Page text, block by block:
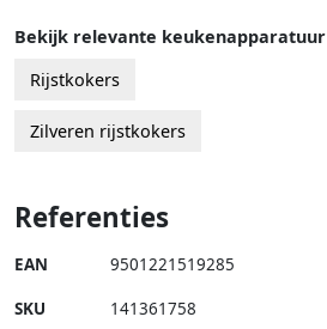
Bekijk relevante keukenapparatuur
Rijstkokers
Zilveren rijstkokers
Referenties
EAN 9501221519285
SKU 141361758